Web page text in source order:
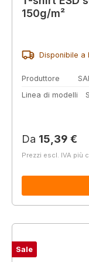
150g/m²
Disponibile a
Produttore
Linea di modelli
Prezzo
Da 15,39 €
Prezzi escl. IVA più
Sale